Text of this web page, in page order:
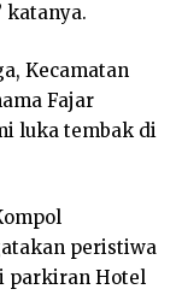
katanya.
Kecamatan
Fajar
luka tembak di
peristiwa
parkiran Hotel